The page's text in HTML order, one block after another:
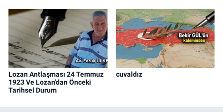
Lozan Antlaşması 24 Temmuz
1923 Ve Lozan'dan Önceki
Tarihsel Durum
cuvaldız